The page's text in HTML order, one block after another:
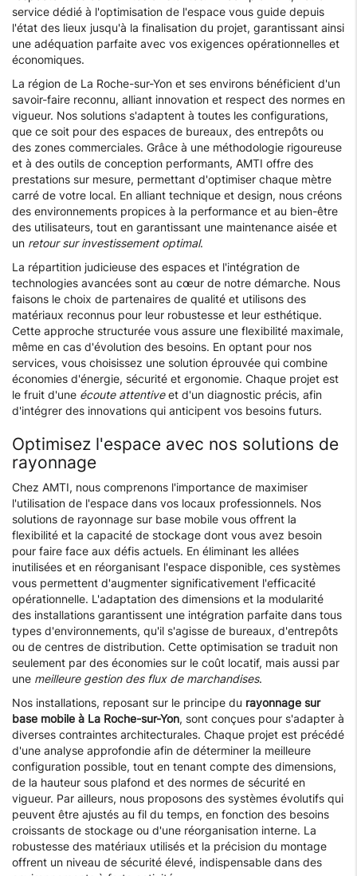
service dédié à l'optimisation de l'espace vous guide depuis
l'état des lieux jusqu'à la finalisation du projet, garantissant ainsi
une adéquation parfaite avec vos exigences opérationnelles et
économiques.
La région de La Roche-sur-Yon et ses environs bénéficient d'un
savoir-faire reconnu, alliant innovation et respect des normes en
vigueur. Nos solutions s'adaptent à toutes les configurations,
que ce soit pour des espaces de bureaux, des entrepôts ou
des zones commerciales. Grâce à une méthodologie rigoureuse
et à des outils de conception performants, AMTI offre des
prestations sur mesure, permettant d'optimiser chaque mètre
carré de votre local. En alliant technique et design, nous créons
des environnements propices à la performance et au bien-être
des utilisateurs, tout en garantissant une maintenance aisée et
un retour sur investissement optimal.
La répartition judicieuse des espaces et l'intégration de
technologies avancées sont au cœur de notre démarche. Nous
faisons le choix de partenaires de qualité et utilisons des
matériaux reconnus pour leur robustesse et leur esthétique.
Cette approche structurée vous assure une flexibilité maximale,
même en cas d'évolution des besoins. En optant pour nos
services, vous choisissez une solution éprouvée qui combine
économies d'énergie, sécurité et ergonomie. Chaque projet est
le fruit d'une écoute attentiveet d'un diagnostic précis, afin
d'intégrer des innovations qui anticipent vos besoins futurs.
Optimisez l'espace avec nos solutions de
rayonnage
Chez AMTI, nous comprenons l'importance de maximiser
l'utilisation de l'espace dans vos locaux professionnels. Nos
solutions de rayonnage sur base mobile vous offrent la
flexibilité et la capacité de stockage dont vous avez besoin
pour faire face aux défis actuels. En éliminant les allées
inutilisées et en réorganisant l'espace disponible, ces systèmes
vous permettent d'augmenter significativement l'efficacité
opérationnelle. L'adaptation des dimensions et la modularité
des installations garantissent une intégration parfaite dans tous
types d'environnements, qu'il s'agisse de bureaux, d'entrepôts
ou de centres de distribution. Cette optimisation se traduit non
seulement par des économies sur le coût locatif, mais aussi par
une meilleure gestion des flux de marchandises.
Nos installations, reposant sur le principe du rayonnage sur
base mobile à La Roche-sur-Yon, sont conçues pour s'adapter à
diverses contraintes architecturales. Chaque projet est précédé
d'une analyse approfondie afin de déterminer la meilleure
configuration possible, tout en tenant compte des dimensions,
de la hauteur sous plafond et des normes de sécurité en
vigueur. Par ailleurs, nous proposons des systèmes évolutifs qui
peuvent être ajustés au fil du temps, en fonction des besoins
croissants de stockage ou d'une réorganisation interne. La
robustesse des matériaux utilisés et la précision du montage
offrent un niveau de sécurité élevé, indispensable dans des